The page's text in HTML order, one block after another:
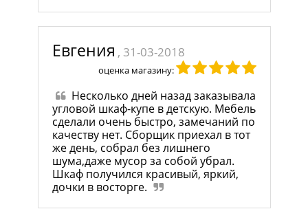
Евгения , 31-03-2018
оценка магазину:
Несколько дней назад заказывала
угловой шкаф-купе в детскую. Мебель
сделали очень быстро, замечаний по
качеству нет. Сборщик приехал в тот
же день, собрал без лишнего
шума,даже мусор за собой убрал.
Шкаф получился красивый, яркий,
дочки в восторге.